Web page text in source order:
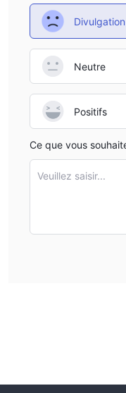
Divulgation
Neutre
Positifs
Ce que vous
Veuillez saisir...